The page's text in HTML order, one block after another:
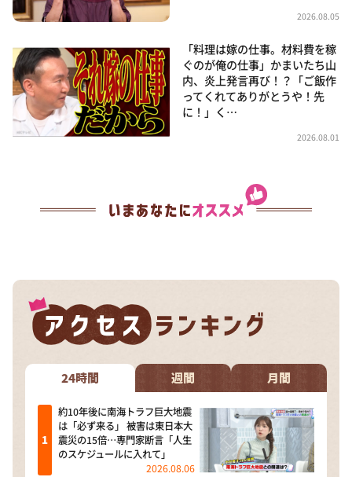
2026.08.05
「料理は嫁の仕事。材料費を稼
ぐのが俺の仕事」かまいたち山
内、炎上発言再び！？「ご飯作
ってくれてありがとうや！先
に！」く…
2026.08.01
24時間 週間 月間
約10年後に南海トラフ巨大地震
は「必ず来る」 被害は東日本大
震災の15倍…専門家断言「人生
のスケジュールに入れて」
2026.08.06